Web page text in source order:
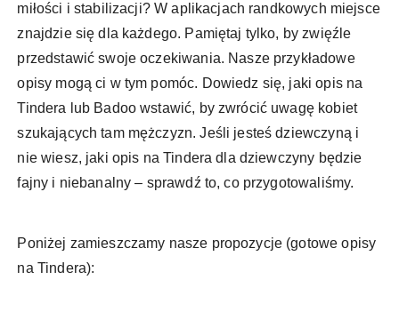
miłości i stabilizacji? W aplikacjach randkowych miejsce
znajdzie się dla każdego. Pamiętaj tylko, by zwięźle
przedstawić swoje oczekiwania. Nasze przykładowe
opisy mogą ci w tym pomóc. Dowiedz się, jaki opis na
Tindera lub Badoo wstawić, by zwrócić uwagę kobiet
szukających tam mężczyzn. Jeśli jesteś dziewczyną i
nie wiesz, jaki opis na Tindera dla dziewczyny będzie
fajny i niebanalny – sprawdź to, co przygotowaliśmy.
Poniżej zamieszczamy nasze propozycje (gotowe opisy
na Tindera):